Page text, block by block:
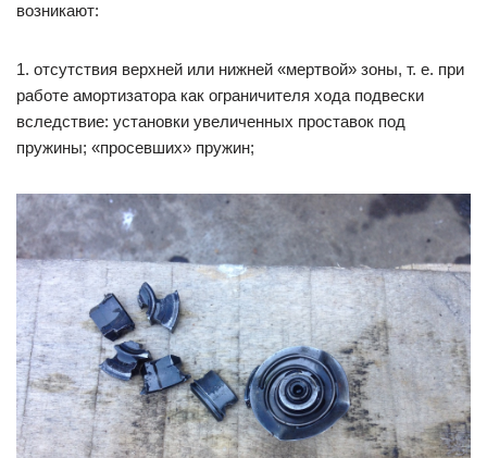
возникают:
1. отсутствия верхней или нижней «мертвой» зоны, т. е. при
работе амортизатора как ограничителя хода подвески
вследствие: установки увеличенных проставок под
пружины; «просевших» пружин;